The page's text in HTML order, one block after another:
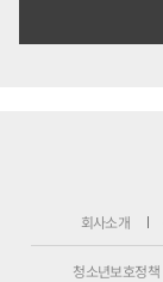
회사소개
청소년보호정책